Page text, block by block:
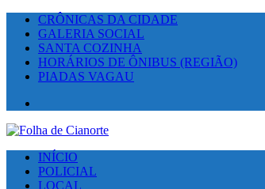
CRÔNICAS DA CIDADE
GALERIA SOCIAL
SANTA COZINHA
HORÁRIOS DE ÔNIBUS (REGIÃO)
PIADAS VAGAU
INÍCIO
POLICIAL
LOCAL